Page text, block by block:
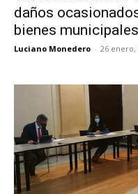
daños
bienes municipales
Luciano Monedero - 26 enero,